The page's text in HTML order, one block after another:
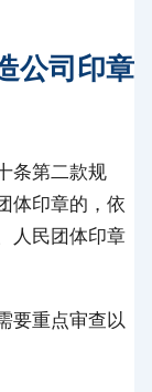
公司印章
条第二款规
体印章的，依
人民团体印章
要重点审查以